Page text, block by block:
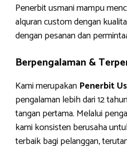
Penerbit usmani mampu
alquran custom dengan
dengan pesanan dan
Berpengalaman &
Kami merupakan Penerbit
pengalaman lebih dari 12
tangan pertama. Melalui
kami konsisten berusaha
terbaik bagi pelanggan,